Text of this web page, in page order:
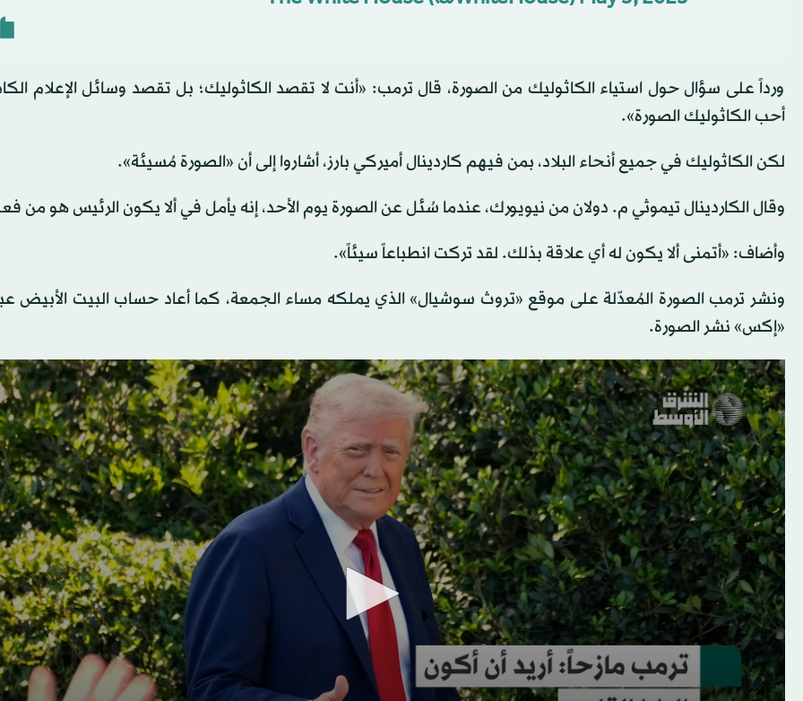
ورداً على سؤال حول استياء الكاثوليك من الصورة، قال ترمب: «أنت لا تقصد الكاثوليك؛ بل تقصد وسائل الإعلام
أحب الكاثوليك الصورة».
لكن الكاثوليك في جميع أنحاء البلاد، بمن فيهم كاردينال أميركي بارز، أشاروا إلى أن «الصورة مُسيئة».
وقال الكاردينال تيموثي م. دولان من نيويورك، عندما سُئل عن الصورة يوم الأحد، إنه يأمل في ألا يكون الرئيس هو من
وأضاف: «أتمنى ألا يكون له أي علاقة بذلك. لقد تركت انطباعاً سيئاً».
ونشر ترمب الصورة المُعدّلة على موقع «تروث سوشيال» الذي يملكه مساء الجمعة، كما أعاد حساب البيت الأبيض
«إكس» نشر الصورة.